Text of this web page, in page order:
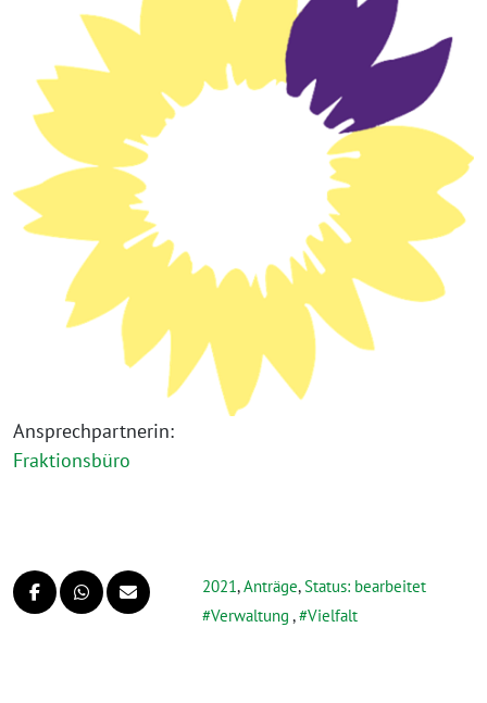
Ansprechpartnerin:
Fraktionsbüro
2021,Anträge,Status: bearbeitet
Verwaltung , Vielfalt